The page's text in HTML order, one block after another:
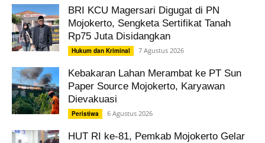
BRI KCU Magersari Digugat di PN
Mojokerto, Sengketa Sertifikat Tanah
Rp75 Juta Disidangkan
Hukum dan Kriminal 7 Agustus 2026
Kebakaran Lahan Merambat ke PT Sun
Paper Source Mojokerto, Karyawan
Dievakuasi
Peristiwa 6 Agustus 2026
HUT RI ke-81, Pemkab Mojokerto Gelar